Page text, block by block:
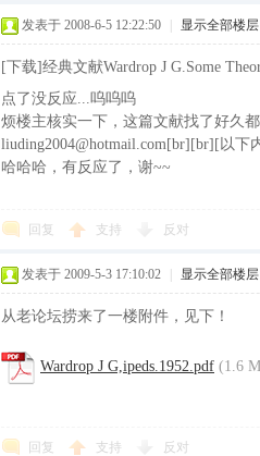
发表于 2008-6-5 12:22:50 显示全部楼层
[下载]经典文献Wardrop J G.Some
点了没反应...呜呜呜
烦楼主核实一下，这篇文献找了好久
liuding2004@hotmail.com[br][br][以下
哈哈哈，有反应了，谢~~
回复 支持 反对
发表于 2009-5-3 17:10:02 显示全部楼层
从老论坛捞来了一楼附件，见下！
Wardrop J G,ipeds.1952.pdf (1.6
回复 支持 反对